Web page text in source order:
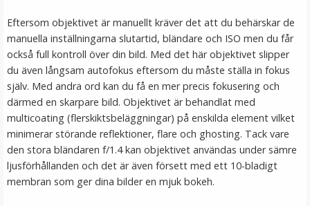
JJC Mjuk avtryckarknapp konkav Soft release button -
Silver
Eftersom objektivet är manuellt kräver det att du behärskar de
manuella inställningarna slutartid, bländare och ISO men du får
också full kontroll över din bild. Med det här objektivet slipper
du även långsam autofokus eftersom du måste ställa in fokus
själv. Med andra ord kan du få en mer precis fokusering och
därmed en skarpare bild. Objektivet är behandlat med
multicoating (flerskiktsbeläggningar) på enskilda element vilket
minimerar störande reflektioner, flare och ghosting. Tack vare
den stora bländaren f/1.4 kan objektivet användas under sämre
ljusförhållanden och det är även försett med ett 10-bladigt
membran som ger dina bilder en mjuk bokeh.